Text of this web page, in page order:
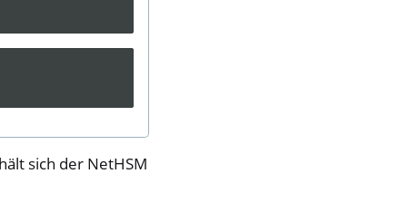
sich der NetHSM